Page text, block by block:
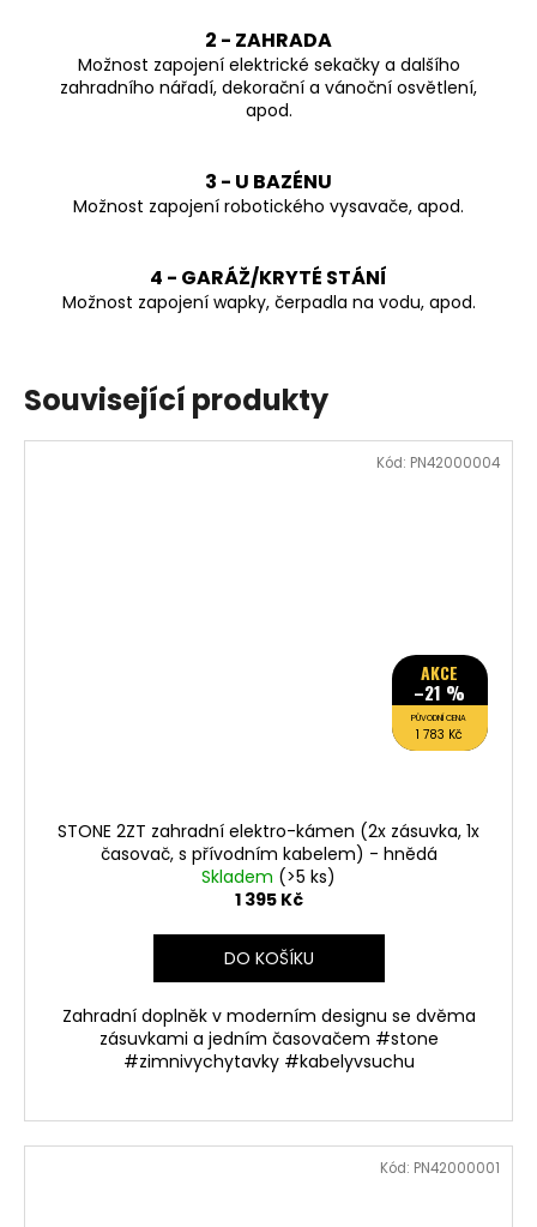
2 - ZAHRADA
Možnost zapojení elektrické sekačky a dalšího
zahradního nářadí, dekorační a vánoční osvětlení,
apod.
3 - U BAZÉNU
Možnost zapojení robotického vysavače, apod.
4 - GARÁŽ/KRYTÉ STÁNÍ
Možnost zapojení wapky, čerpadla na vodu, apod.
Související produkty
AKCE
–21 %
PŮVODNÍ CENA
1 783 Kč
STONE 2ZT zahradní elektro-kámen (2x zásuvka, 1x
časovač, s přívodním kabelem) - hnědá
Skladem (>5 ks)
1 395 Kč
DO KOŠÍKU
Zahradní doplněk v moderním designu se dvěma
zásuvkami a jedním časovačem #stone
#zimnivychytavky #kabelyvsuchu
Kód: PN42000004
Kód: PN42000001